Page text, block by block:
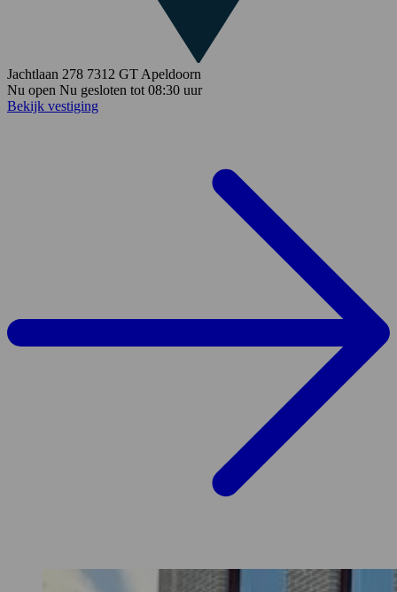
Jachtlaan 278 7312 GT Apeldoorn
Nu open Nu gesloten tot 08:30 uur
Bekijk vestiging